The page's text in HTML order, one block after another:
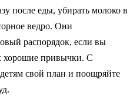
после еды, убирать молоко в
ведро. Они
распорядок, если вы
хорошие привычки. С
свой план и поощряйте